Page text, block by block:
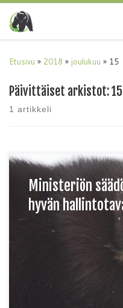
Etusivu » 2018 » joulukuu » 15
Päivittäiset arkistot:
1 artikkeli
Ministeriön
hyvän